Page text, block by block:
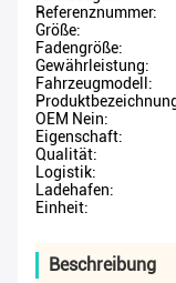
Referenznummer:
Größe:
Fadengröße:
Gewährleistung:
Fahrzeugmodell:
OEM Nein:
Eigenschaft:
Qualität:
Logistik:
Ladehafen:
Einheit:
Beschreibung